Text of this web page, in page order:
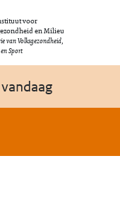
voor
en Milieu
van Volksgezondheid,
Sport